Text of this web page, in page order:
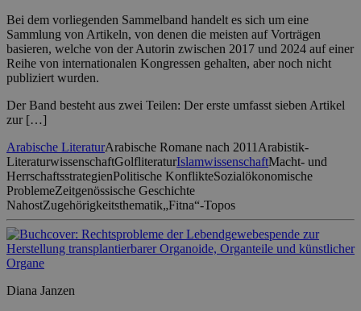
Bei dem vorliegenden Sammelband handelt es sich um eine
Sammlung von Artikeln, von denen die meisten auf Vorträgen
basieren, welche von der Autorin zwischen 2017 und 2024 auf einer
Reihe von internationalen Kongressen gehalten, aber noch nicht
publiziert wurden.
Der Band besteht aus zwei Teilen: Der erste umfasst sieben Artikel
zur […]
Arabische LiteraturArabische Romane nach 2011 Arabistik-
LiteraturwissenschaftGolfliteraturIslamwissenschaftMacht- und
HerrschaftsstrategienPolitische KonflikteSozialökonomische
ProblemeZeitgenössische Geschichte
NahostZugehörigkeitsthematik„Fitna“-Topos
Diana Janzen